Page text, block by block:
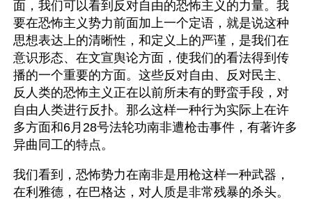
面，我们可以看到反对自由的恐怖主义的力量。我
要在恐怖主义势力前面加上一个定语，就是说这种
思想表达上的清晰性，和定义上的严谨，是我们在
意识形态、在文宣舆论方面，使我们的看法得到传
播的一个重要的方面。这些反对自由、反对民主、
反人类的恐怖主义正在以前所未有的野蛮手段，对
自由人类进行反扑。那么这样一种行为实际上在许
多方面和6月28号法轮功南非遭枪击事件，有著许多
异曲同工的特点。
我们看到，恐怖势力在南非是用枪这样一种武器，
在利雅德，在巴格达，对人质是非常残暴的杀头。